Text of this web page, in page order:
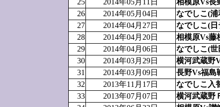
25
2014年05月11日
相模原Vs長
26
2014年05月04日
なでしこ(
27
2014年04月27日
なでしこ(
28
2014年04月20日
相模原Vs藤
29
2014年04月06日
なでしこ(
30
2014年03月29日
横河武蔵野
31
2014年03月09日
長野Vs福島
32
2013年11月17日
なでしこ入
33
2013年07月07日
横河武蔵野